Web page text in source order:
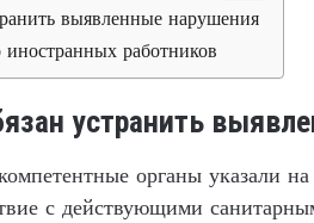
выявленные нарушения
работников
устранить
органы указали
с действующими